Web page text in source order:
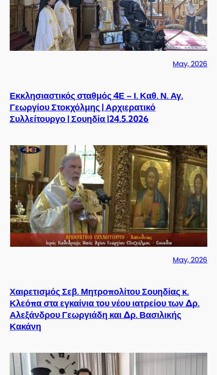
May, 2026
Εκκλησιαστικός σταθμός 4Ε – Ι. Καθ. Ν. Αγ.
Γεωργίου Στοκχόλμης | Αρχιερατικό
Συλλείτουργο | Σουηδία |24.5.2026
May, 2026
Χαιρετισμός Σεβ. Μητροπολίτου Σουηδίας κ.
Κλεόπα στα εγκαίνια του νέου ιατρείου των Δρ.
Αλεξάνδρου Γεωργιάδη και Δρ. Βασιλικής
Κακάνη